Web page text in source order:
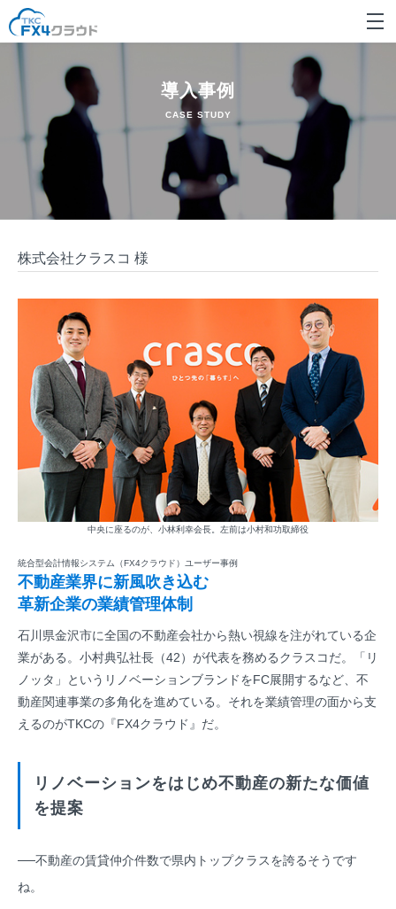
導入事例
CASE STUDY
株式会社クラスコ 様
中央に座るのが、小林利幸会長。左前は小村和功取締役
統合型会計情報システム（FX4クラウド）ユーザー事例
不動産業界に新風吹き込む
革新企業の業績管理体制
石川県金沢市に全国の不動産会社から熱い視線を注がれている企
業がある。小村典弘社長（42）が代表を務めるクラスコだ。「リ
ノッタ」というリノベーションブランドをFC展開するなど、不
動産関連事業の多角化を進めている。それを業績管理の面から支
えるのがTKCの『FX4クラウド』だ。
リノベーションをはじめ不動産の新たな価値
を提案
──不動産の賃貸仲介件数で県内トップクラスを誇るそうです
ね。